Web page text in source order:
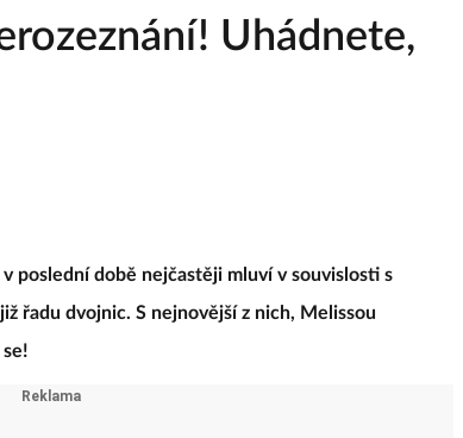
Uhádnete,
poslední době nejčastěji mluví v souvislosti s
řadu dvojnic. S nejnovější z nich, Melissou